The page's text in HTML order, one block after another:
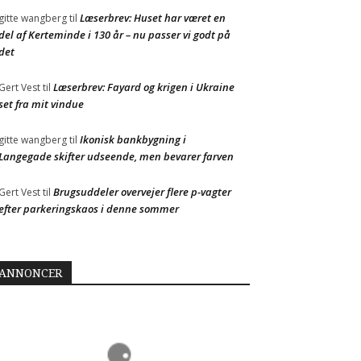
gitte wangbergtil Læserbrev: Huset har været en
af Kerteminde i 130 år – nu passer vi godt på
Gert Vesttil Læserbrev: Fayard og krigen i Ukraine
fra mit vindue
gitte wangbergtil Ikonisk bankbygning i
skifter udseende, men bevarer farven
Gert Vesttil Brugsuddeler overvejer flere p-vagter
parkeringskaos i denne sommer
ANNONCER